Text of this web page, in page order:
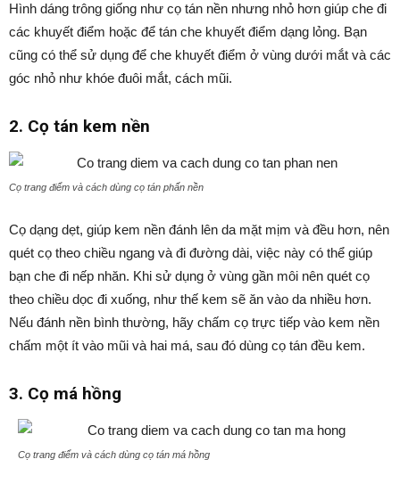
Hình dáng trông giống như cọ tán nền nhưng nhỏ hơn giúp che đi
các khuyết điểm hoặc để tán che khuyết điểm dạng lỏng. Bạn
cũng có thể sử dụng để che khuyết điểm ở vùng dưới mắt và các
góc nhỏ như khóe đuôi mắt, cách mũi.
2. Cọ tán kem nền
Cọ trang điểm và cách dùng cọ tán phấn nền
Cọ dạng dẹt, giúp kem nền đánh lên da mặt mịm và đều hơn, nên
quét cọ theo chiều ngang và đi đường dài, việc này có thể giúp
bạn che đi nếp nhăn. Khi sử dụng ở vùng gần môi nên quét cọ
theo chiều dọc đi xuống, như thế kem sẽ ăn vào da nhiều hơn.
Nếu đánh nền bình thường, hãy chấm cọ trực tiếp vào kem nền
chấm một ít vào mũi và hai má, sau đó dùng cọ tán đều kem.
3. Cọ má hồng
Cọ trang điểm và cách dùng cọ tán má hồng